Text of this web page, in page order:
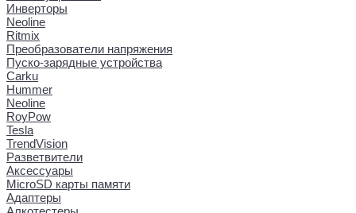
Инверторы
Neoline
Ritmix
Преобразователи напряжения
Пуско-зарядные устройства
Carku
Hummer
Neoline
RoyPow
Tesla
TrendVision
Разветвители
Аксессуары
MicroSD карты памяти
Адаптеры